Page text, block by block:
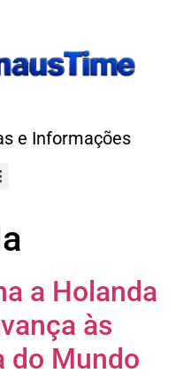
e Informações
a Holanda
às
do Mundo